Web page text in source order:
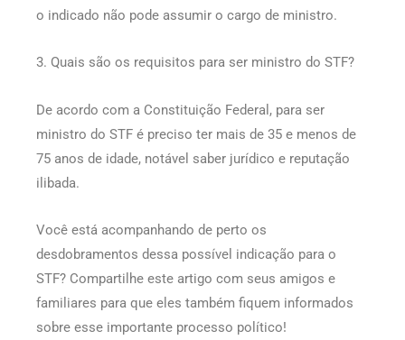
o indicado não pode assumir o cargo de ministro.
3. Quais são os requisitos para ser ministro do STF?
De acordo com a Constituição Federal, para ser
ministro do STF é preciso ter mais de 35 e menos de
75 anos de idade, notável saber jurídico e reputação
ilibada.
Você está acompanhando de perto os
desdobramentos dessa possível indicação para o
STF? Compartilhe este artigo com seus amigos e
familiares para que eles também fiquem informados
sobre esse importante processo político!